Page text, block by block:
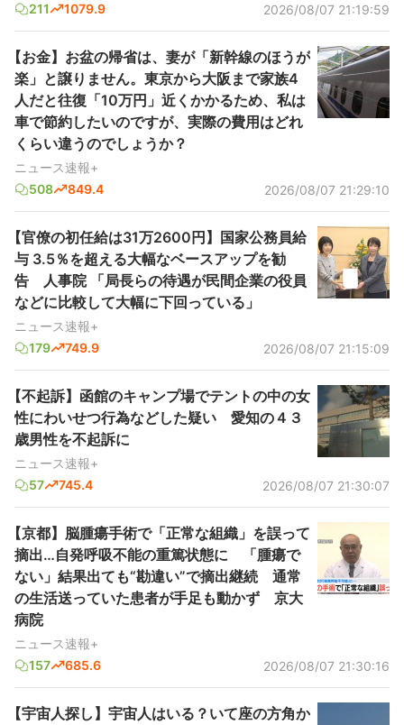
211
1079.9 2026/08/07 21:19:59
【お金】お盆の帰省は、妻が「新幹線のほうが
楽」と譲りません。東京から大阪まで家族4
人だと往復「10万円」近くかかるため、私は
車で節約したいのですが、実際の費用はどれ
くらい違うのでしょうか？
ニュース速報+
508
849.4 2026/08/07 21:29:10
【官僚の初任給は31万2600円】国家公務員給
与 3.5％を超える大幅なベースアップを勧
告 人事院 「局長らの待遇が民間企業の役員
などに比較して大幅に下回っている」
ニュース速報+
179
749.9 2026/08/07 21:15:09
【不起訴】函館のキャンプ場でテントの中の女
性にわいせつ行為などした疑い 愛知の４３
歳男性を不起訴に
ニュース速報+
57
745.4 2026/08/07 21:30:07
【京都】脳腫瘍手術で「正常な組織」を誤って
摘出…自発呼吸不能の重篤状態に 「腫瘍で
ない」結果出ても“勘違い”で摘出継続 通常
の生活送っていた患者が手足も動かず 京大
病院
ニュース速報+
157
685.6 2026/08/07 21:30:16
【宇宙人探し】宇宙人はいる？いて座の方角か